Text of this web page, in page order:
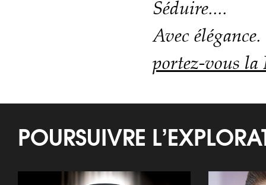
Séduire....
Avec élégance.
portez-vous
POURSUIVRE